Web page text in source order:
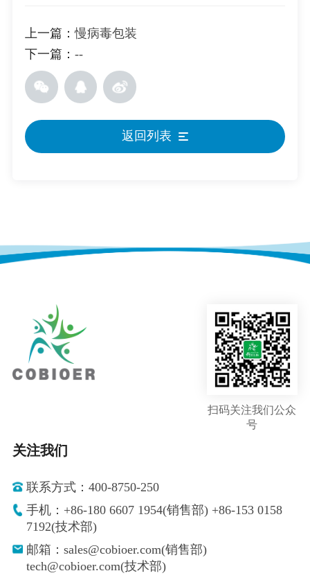
上一篇：慢病毒包装
下一篇： --
返回列表
扫码关注我们公众
号
关注我们
联系方式：400-8750-250
手机：+86-180 6607 1954(销售部) +86-153 0158
7192(技术部)
邮箱：sales@cobioer.com(销售部)
tech@cobioer.com(技术部)